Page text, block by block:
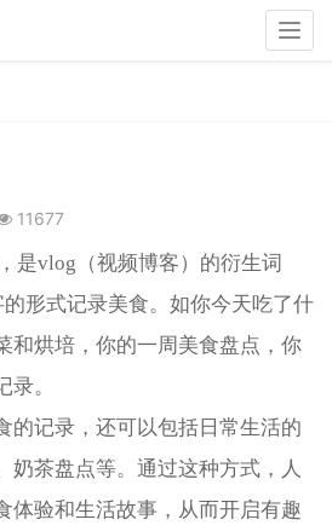
11677
是vlog（视频博客）的衍生词
形式记录美食。如你今天吃了什
和烘培，你的一周美食盘点，你
。
的记录，还可以包括日常生活的
奶茶盘点等。通过这种方式，人
体验和生活故事，从而开启有趣